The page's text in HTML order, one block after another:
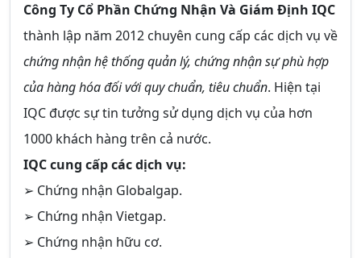
Công Ty Cổ Phần Chứng Nhận Và Giám Định IQC
thành lập năm 2012 chuyên cung cấp các dịch vụ về
chứng nhận hệ thống quản lý, chứng nhận sự phù hợp
của hàng hóa đối với quy chuẩn, tiêu chuẩn. Hiện tại
IQCđược sự tin tưởng sử dụng dịch vụ của hơn
1000 khách hàng trên cả nước.
IQCcung cấp các dịch vụ:
➢ Chứng nhận Globalgap.
➢ Chứng nhận Vietgap.
➢ Chứng nhận hữu cơ.